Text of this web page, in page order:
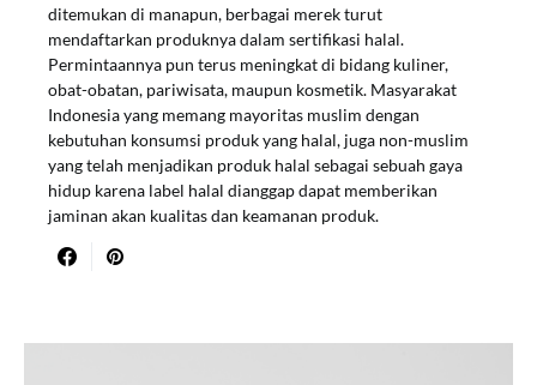
ditemukan di manapun, berbagai merek turut
mendaftarkan produknya dalam sertifikasi halal.
Permintaannya pun terus meningkat di bidang kuliner,
obat-obatan, pariwisata, maupun kosmetik. Masyarakat
Indonesia yang memang mayoritas muslim dengan
kebutuhan konsumsi produk yang halal, juga non-muslim
yang telah menjadikan produk halal sebagai sebuah gaya
hidup karena label halal dianggap dapat memberikan
jaminan akan kualitas dan keamanan produk.